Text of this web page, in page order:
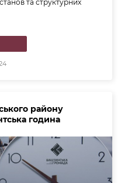
та структурних
району
година